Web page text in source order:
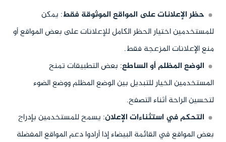
حظر الإعلانات على المواقع الموثوقة فقط: يمكن
للمستخدمين اختيار الحظر الكامل للإعلانات على بعض المواقع أو
منع الإعلانات المزعجة فقط.
الوضع المظلم أو الساطع: بعض التطبيقات تمنح
المستخدمين الخيار للتبديل بين الوضع المظلم ووضع الضوء
لتحسين الراحة أثناء التصفح.
التحكم في استثناءات الإعلان: يسمح للمستخدمين بإدراج
بعض المواقع في القائمة البيضاء إذا أرادوا دعم المواقع المفضلة